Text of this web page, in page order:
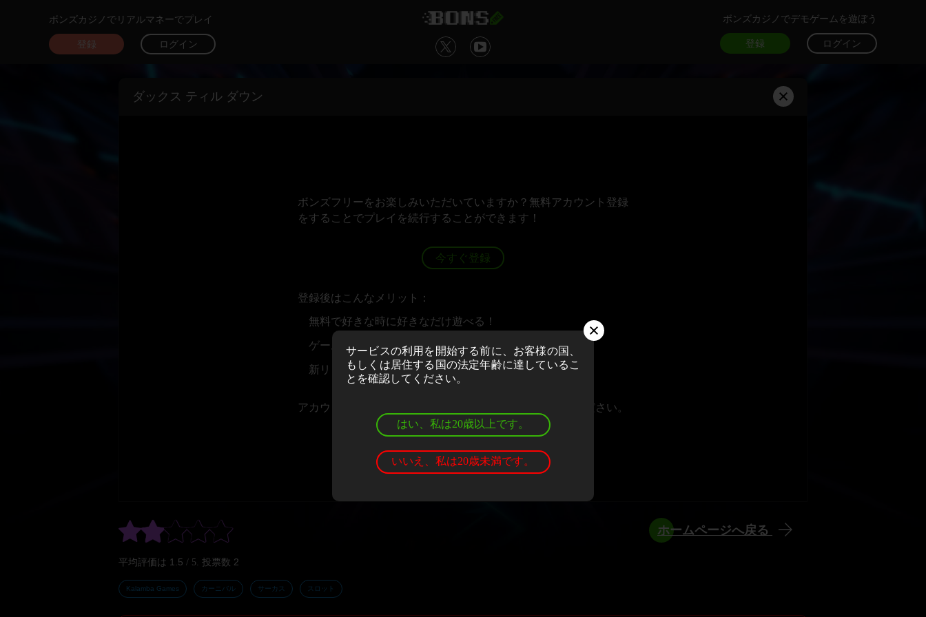
ボンズカジノでリアルマネーでプレイ
登録 ログイン
ボンズカジノでデモゲームを遊ぼう
登録 ログイン
サービスの利用を開始する前に、お客様の国、
もしくは居住する国の法定年齢に達しているこ
とを確認してください。
はい、私は20歳以上です。
いいえ、私は20歳未満です。
ダックス ティル ダウン
ボンズフリーをお楽しみいただいていますか？無料アカウント登録
をすることでプレイを続行することができます！
今すぐ登録
登録後はこんなメリット：
無料で好きな時に好きなだけ遊べる！
ゲームの評価＆レビューを投稿できる！
新リリースや大会情報のニュースレターを受け取れる！
アカウントお持ちの場合、 しゲームをお楽しみください。
平均評価は 1.5 / 5. 投票数 2
Kalamba Games カーニバル サーカス スロット
ホームページへ戻る